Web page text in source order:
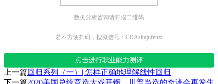
数据分析咨询请扫描二维码
若不方便扫码，搜微信号：CDAshujufenxi
点击进行职业能力测评
上一篇回归系列（一）| 怎样正确地理解线性回归